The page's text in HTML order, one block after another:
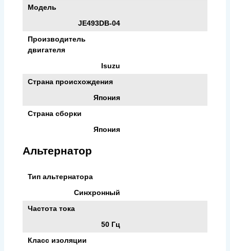
Модель
JE493DB-04
Производитель
двигателя
Isuzu
Страна происхождения
Япония
Страна сборки
Япония
Альтернатор
Тип альтернатора
Синхронный
Частота тока
50 Гц
Класс изоляции